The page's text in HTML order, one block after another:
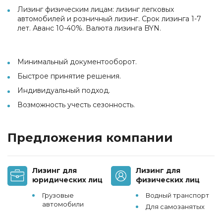
Лизинг физическим лицам: лизинг легковых
автомобилей и розничный лизинг. Срок лизинга 1-7
лет. Аванс 10-40%. Валюта лизинга BYN.
Минимальный документооборот.
Быстрое принятие решения.
Индивидуальный подход.
Возможность учесть сезонность.
Предложения компании
Лизинг для
юридических лиц
Грузовые
автомобили
Лизинг для
физических лиц
Водный транспорт
Для самозанятых